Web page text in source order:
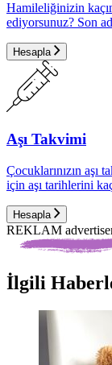
Hamileliğinizin
ediyorsunuz? Son
Hesapla
Aşı Takvimi
Çocuklarınızın aşı
için aşı tarihlerini
Hesapla
REKLAM
İlgili